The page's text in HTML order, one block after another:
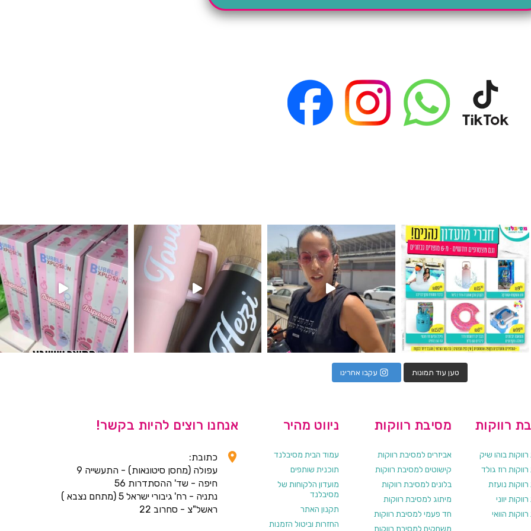
מין העובר רק במסיבלנד !! קיים
כוס נירוסטה ענקית שכול אחד צריך! קיימת באתר ובסניהמוצר הכי מבוקש שלנו מטף לגילוי מין העובר חזר למלא
טען עוד תמונות עקבו אחרינו
אנחנו רוצים להיות בקשר!
כתובת:
עפולה (מחסן סיטונאות) - התעשייה 9
חיפה - שד' ההסתדרות 56
נתניה - רח' גיבורי ישראל 5 (מתחם נצבא )
ראשל"צ - סחרוב 22
ניווט מהיר
עמוד הבית מסיבלנד
תוכנית שותפים
מועדון הלקוחות של
מסיבלנד
תקנון האתר
החזרות וביטול הזמנות
מסיבת רווקות
אביזרים למסיבת רווקות
קישוטים למסיבת רווקות
בלונים למסיבת רווקות
מיתוג למסיבת רווקות
חד פעמי למסיבת רווקות
רווקות
בוהו שיק
רוז גולד
נועזת
יווני
הוואי